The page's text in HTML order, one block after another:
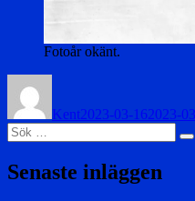
Fotoår okänt.
Kent2023-03-162023-
Sök
efter:
Senaste inläggen